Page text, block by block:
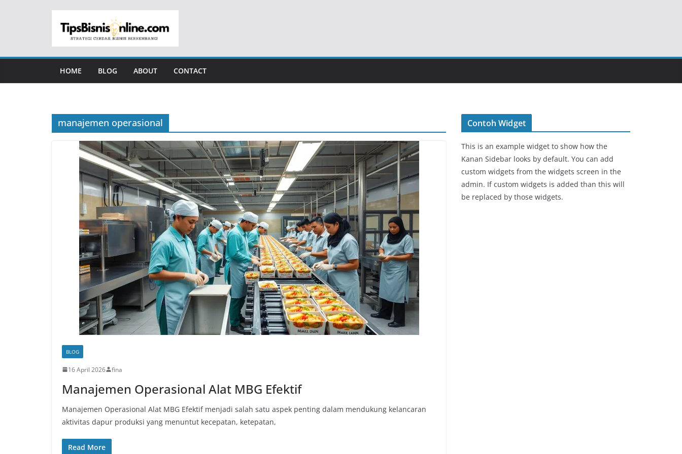
HOME BLOG ABOUT CONTACT
manajemen operasional
BLOG
16 April 2026 fina
Manajemen Operasional Alat MBG Efektif
Manajemen Operasional Alat MBG Efektif menjadi salah satu aspek penting dalam mendukung kelancaran
aktivitas dapur produksi yang menuntut kecepatan, ketepatan,
Read More
Contoh Widget
This is an example widget to show how the
Kanan Sidebar looks by default. You can add
custom widgets from the widgets screen in the
admin. If custom widgets is added than this will
be replaced by those widgets.